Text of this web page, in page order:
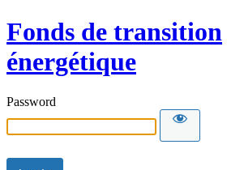
Fonds de transition
énergétique
Password